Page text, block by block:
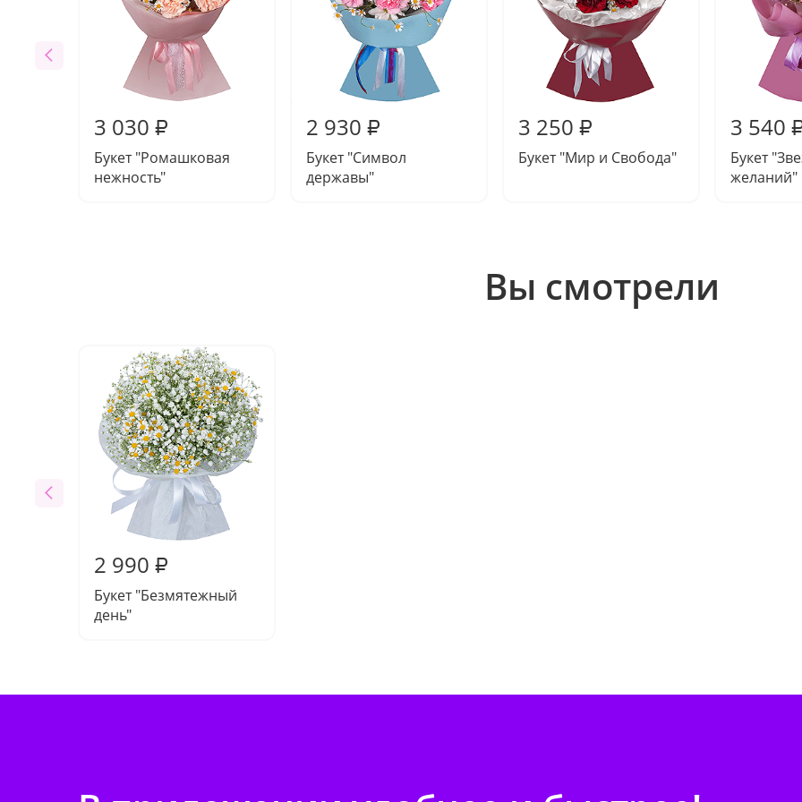
3 030 ₽
Букет "Ромашковая
нежность"
2 930 ₽
Букет "Символ
державы"
3 250 ₽
Букет "Мир и Свобода"
3 540
Букет
желаний"
Вы смотрели
2 990 ₽
Букет "Безмятежный
день"